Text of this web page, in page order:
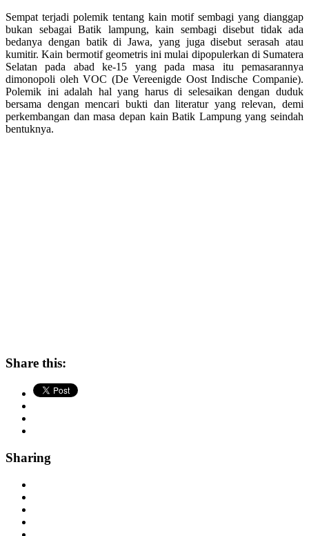
Sempat terjadi polemik tentang kain motif sembagi yang dianggap
bukan sebagai Batik lampung, kain sembagi disebut tidak ada
bedanya dengan batik di Jawa, yang juga disebut serasah atau
kumitir. Kain bermotif geometris ini mulai dipopulerkan di Sumatera
Selatan pada abad ke-15 yang pada masa itu pemasarannya
dimonopoli oleh VOC (De Vereenigde Oost Indische Companie).
Polemik ini adalah hal yang harus di selesaikan dengan duduk
bersama dengan mencari bukti dan literatur yang relevan, demi
perkembangan dan masa depan kain Batik Lampung yang seindah
bentuknya.
Share this:
Sharing